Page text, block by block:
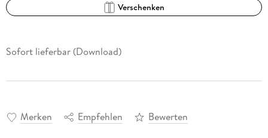
Verschenken
Sofort lieferbar (Download)
Merken Empfehlen Bewerten